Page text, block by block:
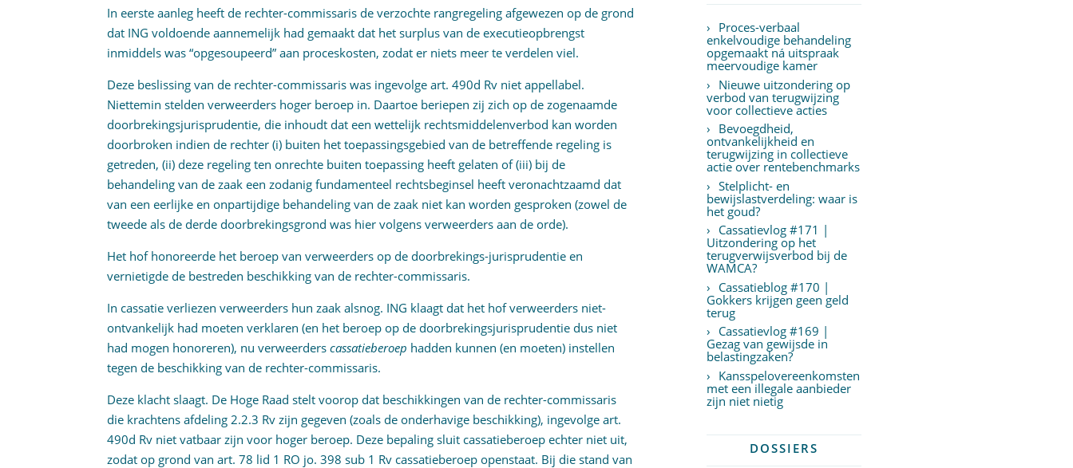
In eerste aanleg heeft de rechter-commissaris de verzochte rangregeling afgewezen op de grond
dat ING voldoende aannemelijk had gemaakt dat het surplus van de executieopbrengst
inmiddels was “opgesoupeerd” aan proceskosten, zodat er niets meer te verdelen viel.
Deze beslissing van de rechter-commissaris was ingevolge art. 490d Rv niet appellabel.
Niettemin stelden verweerders hoger beroep in. Daartoe beriepen zij zich op de zogenaamde
doorbrekingsjurisprudentie, die inhoudt dat een wettelijk rechtsmiddelenverbod kan worden
doorbroken indien de rechter (i) buiten het toepassingsgebied van de betreffende regeling is
getreden, (ii) deze regeling ten onrechte buiten toepassing heeft gelaten of (iii) bij de
behandeling van de zaak een zodanig fundamenteel rechtsbeginsel heeft veronachtzaamd dat
van een eerlijke en onpartijdige behandeling van de zaak niet kan worden gesproken (zowel de
tweede als de derde doorbrekingsgrond was hier volgens verweerders aan de orde).
Het hof honoreerde het beroep van verweerders op de doorbrekings-jurisprudentie en
vernietigde de bestreden beschikking van de rechter-commissaris.
In cassatie verliezen verweerders hun zaak alsnog. ING klaagt dat het hof verweerders niet-
ontvankelijk had moeten verklaren (en het beroep op de doorbrekingsjurisprudentie dus niet
had mogen honoreren), nu verweerderscassatieberoep hadden kunnen (en moeten) instellen
tegen de beschikking van de rechter-commissaris.
Deze klacht slaagt. De Hoge Raad stelt voorop dat beschikkingen van de rechter-commissaris
die krachtens afdeling 2.2.3 Rv zijn gegeven (zoals de onderhavige beschikking), ingevolge art.
490d Rv niet vatbaar zijn voor hoger beroep. Deze bepaling sluit cassatieberoep echter niet uit,
zodat op grond van art. 78 lid 1 RO jo. 398 sub 1 Rv cassatieberoep openstaat. Bij die stand van
Proces-verbaal
enkelvoudige behandeling
opgemaakt ná uitspraak
meervoudige kamer
Nieuwe uitzondering op
verbod van terugwijzing
voor collectieve acties
Bevoegdheid,
ontvankelijkheid en
terugwijzing in collectieve
actie over rentebenchmarks
Stelplicht- en
bewijslastverdeling: waar is
het goud?
Cassatievlog #171 |
Uitzondering op het
terugverwijsverbod bij de
WAMCA?
Cassatieblog #170 |
Gokkers krijgen geen geld
terug
Cassatievlog #169 |
Gezag van gewijsde in
belastingzaken?
Kansspelovereenkomsten
met een illegale aanbieder
zijn niet nietig
DOSSIERS